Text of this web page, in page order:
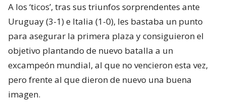
A los ‘ticos’, tras sus triunfos sorprendentes ante
Uruguay (3-1) e Italia (1-0), les bastaba un punto
para asegurar la primera plaza y consiguieron el
objetivo plantando de nuevo batalla a un
excampeón mundial, al que no vencieron esta vez,
pero frente al que dieron de nuevo una buena
imagen.